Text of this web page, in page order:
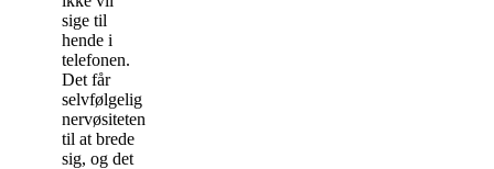
sige til
hende i
telefonen.
Det får
selvfølgelig
nervøsiteten
til at brede
sig, og det